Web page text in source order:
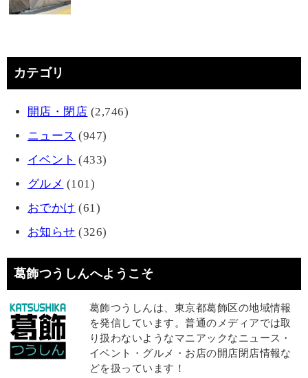
カテゴリ
開店・閉店 (2,746)
ニュース (947)
イベント (433)
グルメ (101)
おでかけ (61)
お知らせ (326)
葛飾つうしんへようこそ
葛飾つうしんは、東京都葛飾区の地域情報
を発信しています。普通のメディアでは取
り扱わないようなマニアックなニュース・
イベント・グルメ・お店の開店閉店情報な
どを扱っています！